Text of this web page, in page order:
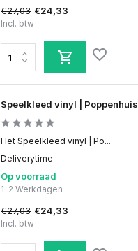
€27,03 €24,33
Incl. btw
Speelkleed vinyl | Poppenhuis
Het Speelkleed vinyl | Po...
Deliverytime
Op voorraad
1-2 Werkdagen
€27,03 €24,33
Incl. btw